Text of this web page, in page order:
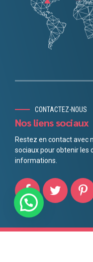
CONTACTEZ-NOUS
Nos liens sociaux
Restez en contact avec
sociaux pour obtenir les
informations.